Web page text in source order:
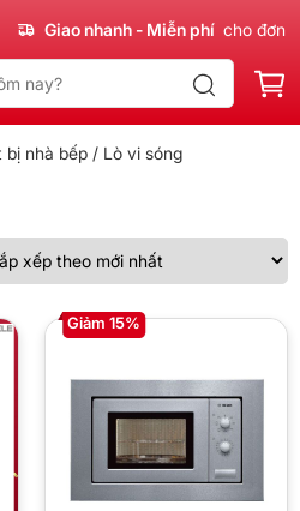
Giao nhanh - Miễn phí cho đơn
bị nhà bếp/ Lò vi sóng
Giảm 15%